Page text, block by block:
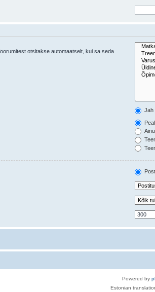
otsitakse automaatselt, kui sa seda
Jah
Powered by
Estonian